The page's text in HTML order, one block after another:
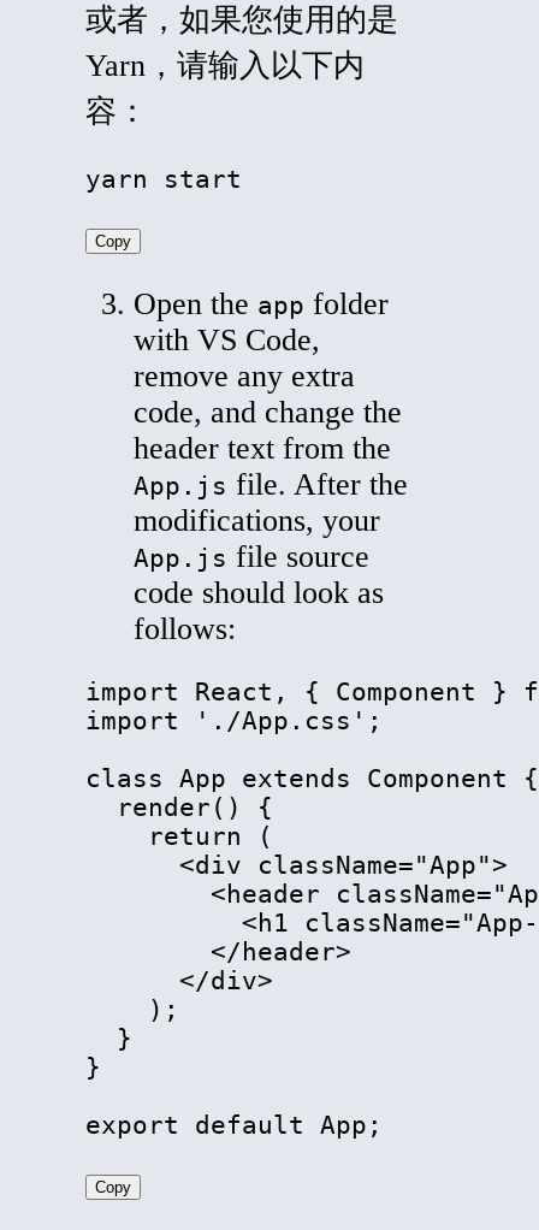
或者，如果您使用的是
Yarn，请输入以下内
容：
yarn start
Copy
Open the app folder
with VS Code,
remove any extra
code, and change the
header text from the
App.js file. After the
modifications, your
App.js file source
code should look as
follows:
import React, { Component
import './App.css';
class App extends Component {
  render() {
    return (
<div className="App">
<header className="
<h1 className="
</ header>
</div>
    );
  }
}
export default App;
Copy